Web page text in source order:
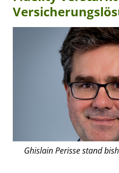
Ghislain Perisse stand